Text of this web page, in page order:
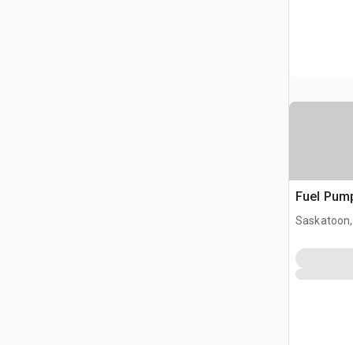
Fuel
Saskatoon,